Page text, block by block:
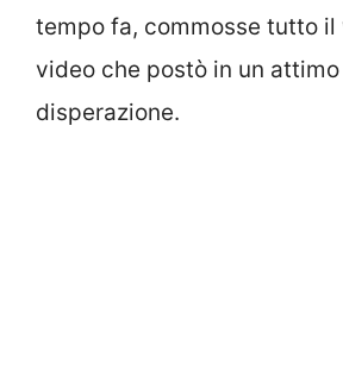
tempo fa, commosse tutto il
video che postò in un
disperazione.